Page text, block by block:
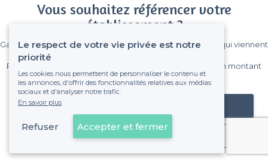
Vous souhaitez référencer votre
établissement ?
Gagnez de nombreux clients parmi le million de visiteurs qui viennent
Pas de commissions et sans engagement, vous payez un montant
fixe sans risque de voir déraper la facture.
Référencer mon établissement
Déjà client
Le respect de votre vie privée est notre
priorité
Les cookies nous permettent de personnaliser le contenu et
les annonces, d'offrir des fonctionnalités relatives aux médias
sociaux et d'analyser notre trafic.
En savoir plus
Refuser Accepter et fermer